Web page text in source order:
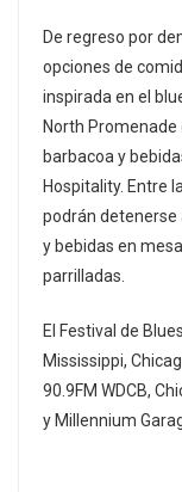
De regreso por
opciones de
inspirada en el
North
barbacoa y
Hospitality. Entre
podrán detenerse
y bebidas en
parrilladas.
El Festival de
Mississippi,
90.9FM WDCB,
y Millennium